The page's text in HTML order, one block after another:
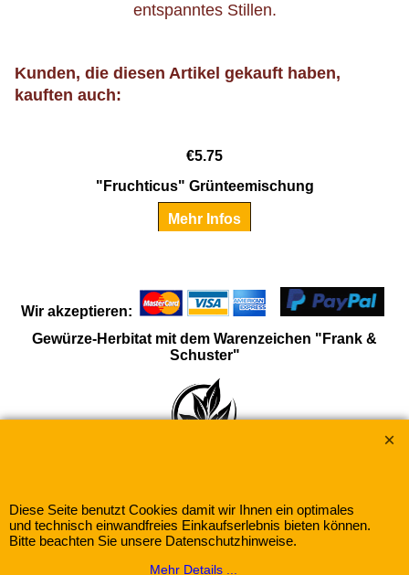
entspanntes Stillen.
Kunden, die diesen Artikel gekauft haben,
kauften auch:
€5.75
"Fruchticus" Grünteemischung
Mehr Infos
Wir akzeptieren:
Gewürze-Herbitat mit dem Warenzeichen "Frank &
Schuster"
Software.
Diese Seite benutzt Cookies damit wir Ihnen ein optimales
und technisch einwandfreies Einkaufserlebnis bieten können.
Bitte beachten Sie unsere Datenschutzhinweise.
Mehr Details ...